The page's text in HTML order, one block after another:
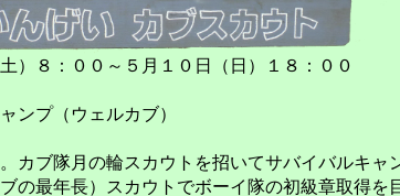
）８：００～５月１０日（日）１８：００
ンプ（ウェルカブ）
カブ隊月の輪スカウトを招いてサバイバルキャ
の最年長）スカウトでボーイ隊の初級章取得を